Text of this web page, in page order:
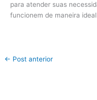
para atender suas
funcionem de maneira
← Post anterior